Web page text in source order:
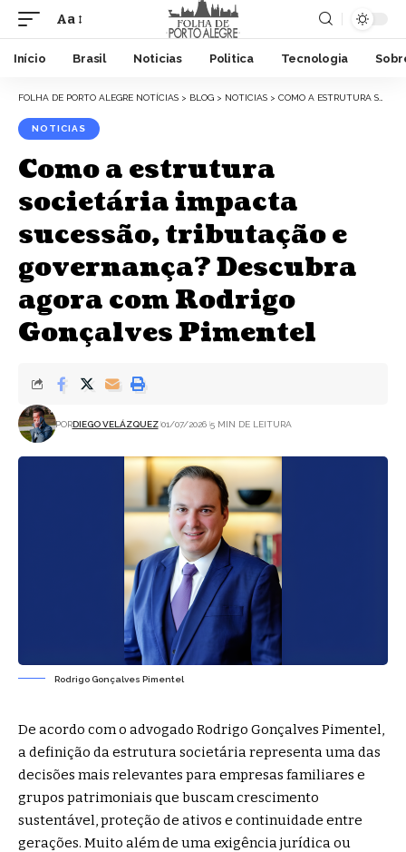
Aa
Início Brasil Noticias Politica Tecnologia
FOLHA DE PORTO ALEGRE NOTÍCIAS > BLOG > NOTICIAS > COMO A ESTRUTURA SOCIETÁRIA IMPACTA SUCESSÃO, TRIBUTAÇÃO E GOVERNANÇA? DESCUBRA AGORA COM RODRIGO GONÇALVES PIMENTEL
NOTICIAS
Como a estrutura
societária impacta
sucessão, tributação e
governança? Descubra
agora com Rodrigo
Gonçalves Pimentel
PORDIEGO VELÁZQUEZ 01/07/2026 5 MIN DE LEITURA
Rodrigo Gonçalves Pimentel
De acordo com o advogado Rodrigo Gonçalves Pimentel,
a definição da estrutura societária representa uma das
decisões mais relevantes para empresas familiares e
grupos patrimoniais que buscam crescimento
sustentável, proteção de ativos e continuidade entre
gerações. Muito além de uma exigência jurídica ou